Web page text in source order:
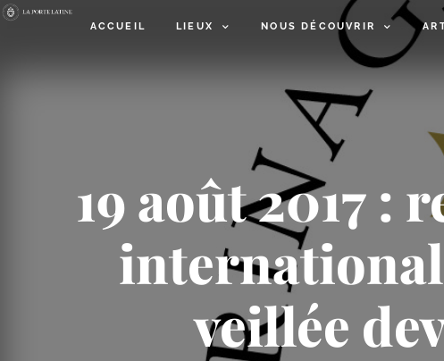
ACCUEIL LIEUX NOUS DÉCOUVRIR
19 août 2017 :
international
veillée